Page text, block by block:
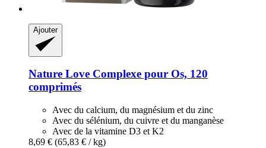
Ajouter
Nature Love Complexe pour Os, 120
comprimés
Avec du calcium, du magnésium et du zinc
Avec du sélénium, du cuivre et du manganèse
Avec de la vitamine D3 et K2
8,69 € (65,83 € / kg)